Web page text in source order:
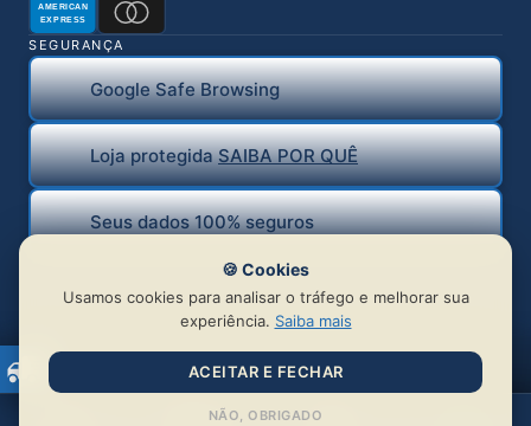
AMERICAN
EXPRESS
SEGURANÇA
Google Safe Browsing
Loja protegidaSAIBA POR QUÊ
Seus dados 100% seguros
🍪 Cookies
Usamos cookies para analisar o tráfego e melhorar sua
experiência. Saiba mais
ACEITAR E FECHAR
NÃO, OBRIGADO